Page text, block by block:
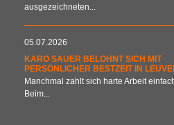
ausgezeichneten...
05.07.2026
KARO SAUER BELOHNT SICH MIT
PERSÖNLICHER BESTZEIT IN
Manchmal zahlt sich harte Arbeit
Beim...